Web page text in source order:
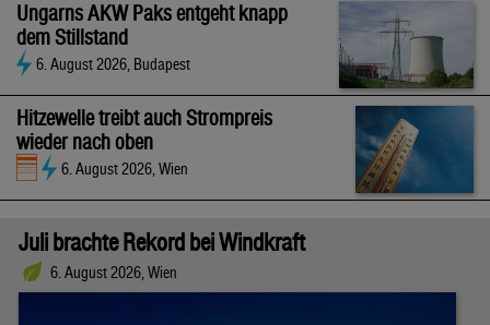
Ungarns AKW Paks entgeht knapp
dem Stillstand
6. August 2026, Budapest
Hitzewelle treibt auch Strompreis
wieder nach oben
6. August 2026, Wien
Juli brachte Rekord bei Windkraft
6. August 2026, Wien